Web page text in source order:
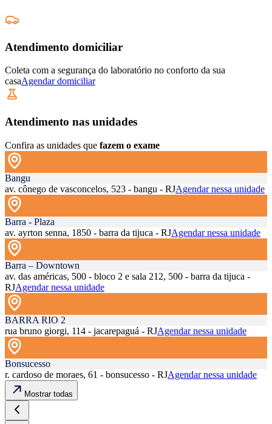
Atendimento domiciliar
Coleta com a segurança do laboratório no conforto da sua
casaAgendar domiciliar
Atendimento nas unidades
Confira as unidades que fazem o exame
Bangu
av. cônego de vasconcelos, 523 - bangu - RJAgendar nessa unidade
Barra - Plaza
av. ayrton senna, 1850 - barra da tijuca - RJAgendar nessa unidade
Barra – Downtown
av. das américas, 500 - bloco 2 e sala 212, 500 - barra da tijuca -
RJAgendar nessa unidade
BARRA RIO 2
rua bruno giorgi, 114 - jacarepaguá - RJAgendar nessa unidade
Bonsucesso
r. cardoso de moraes, 61 - bonsucesso - RJAgendar nessa unidade
Mostrar todas